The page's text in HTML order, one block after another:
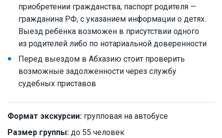
приобретении гражданства; паспорт родителя —
гражданина РФ, с указанием информации о детях.
Выезд ребёнка возможен в присутствии одного
из родителей либо по нотариальной доверенности
Перед выездом в Абхазию стоит проверить
возможные задолженности через службу
судебных приставов
Формат экскурсии: групповая на автобусе
Размер группы: до 55 человек